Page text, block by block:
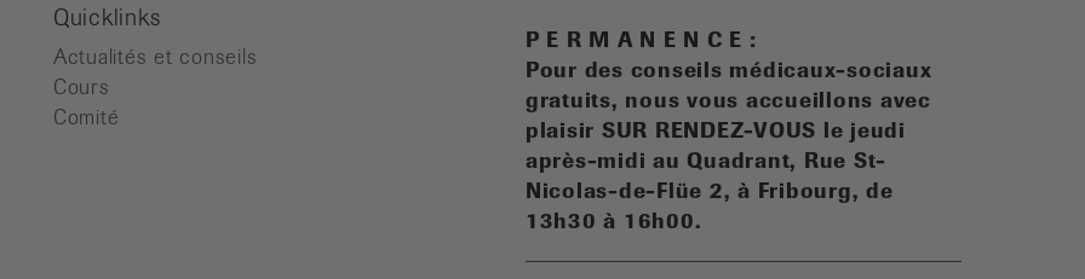
Quicklinks
Actualités et conseils
Cours
Comité
P E R M A N E N C E :
Pour des conseils médicaux-sociaux
gratuits, nous vous accueillons avec
plaisir SUR RENDEZ-VOUS le jeudi
après-midi au Quadrant, Rue St-
Nicolas-de-Flüe 2, à Fribourg, de
13h30 à 16h00.